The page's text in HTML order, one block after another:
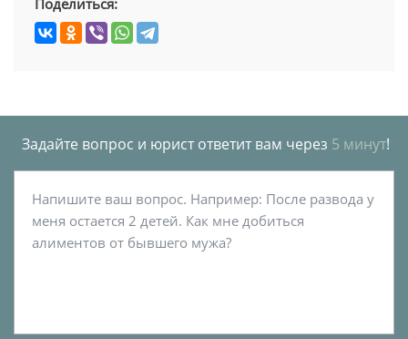
Поделиться:
Задайте вопрос и юрист ответит вам через 5 минут!